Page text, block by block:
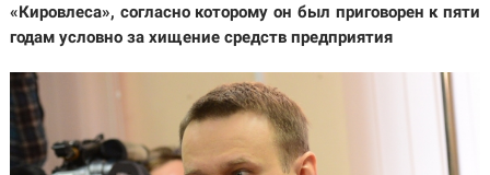
«Кировлеса», согласно которому он был приговорен к пяти
годам условно за хищение средств предприятия